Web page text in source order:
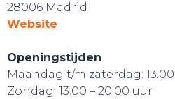
28006 Madrid
Website
Openingstijden
Maandag t/m zaterdag: 13.00
Zondag: 13.00 – 20.00 uur